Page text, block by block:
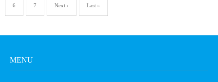
6 7 Next › Last »
MENU